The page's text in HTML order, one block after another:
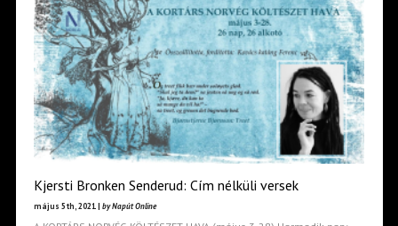
Kjersti Bronken Senderud: Cím nélküli versek
május 5th, 2021 | by Napút Online